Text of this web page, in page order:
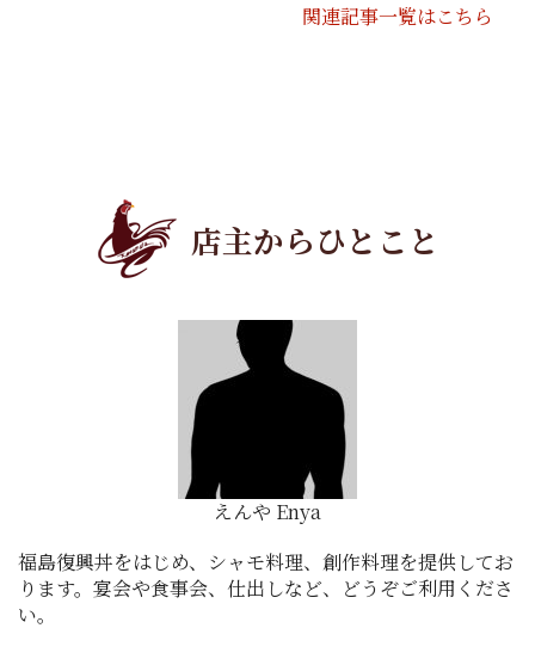
関連記事一覧はこちら
店主からひとこと
えんや Enya
福島復興丼をはじめ、シャモ料理、創作料理を提供してお
ります。宴会や食事会、仕出しなど、どうぞご利用くださ
い。